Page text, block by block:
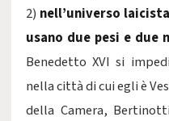
2) nell’universo
usano due pesi e due
Benedetto XVI si
nella città di cui egli è
della Camera,